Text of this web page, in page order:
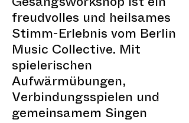
Gesangsworkshop ist ein
freudvolles und heilsames
Stimm-Erlebnis vom Berlin
Music Collective. Mit
spielerischen
Aufwärmübungen,
Verbindungsspielen und
gemeinsamem Singen